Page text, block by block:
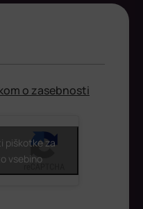
o zasebnosti
piškotke za
vsebino